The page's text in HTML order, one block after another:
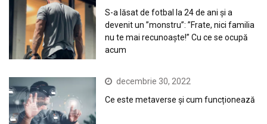
S-a lăsat de fotbal la 24 de ani și a
devenit un ”monstru”: ”Frate, nici familia
nu te mai recunoaște!” Cu ce se ocupă
acum
decembrie 30, 2022
Ce este metaverse și cum funcționează